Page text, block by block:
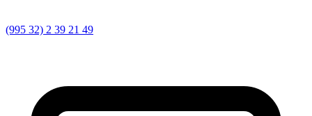
(995 32) 2 39 21 49